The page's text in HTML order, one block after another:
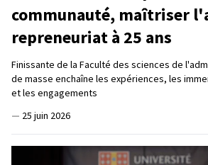
communauté, maîtriser
repreneuriat à 25 ans
Finissante de la Faculté des sciences de
de masse enchaîne les expériences, les
et les engagements
— 25 juin 2026